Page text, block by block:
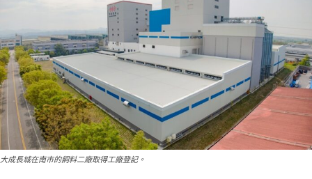
大成長城在南市的飼料二廠取得工廠登記。